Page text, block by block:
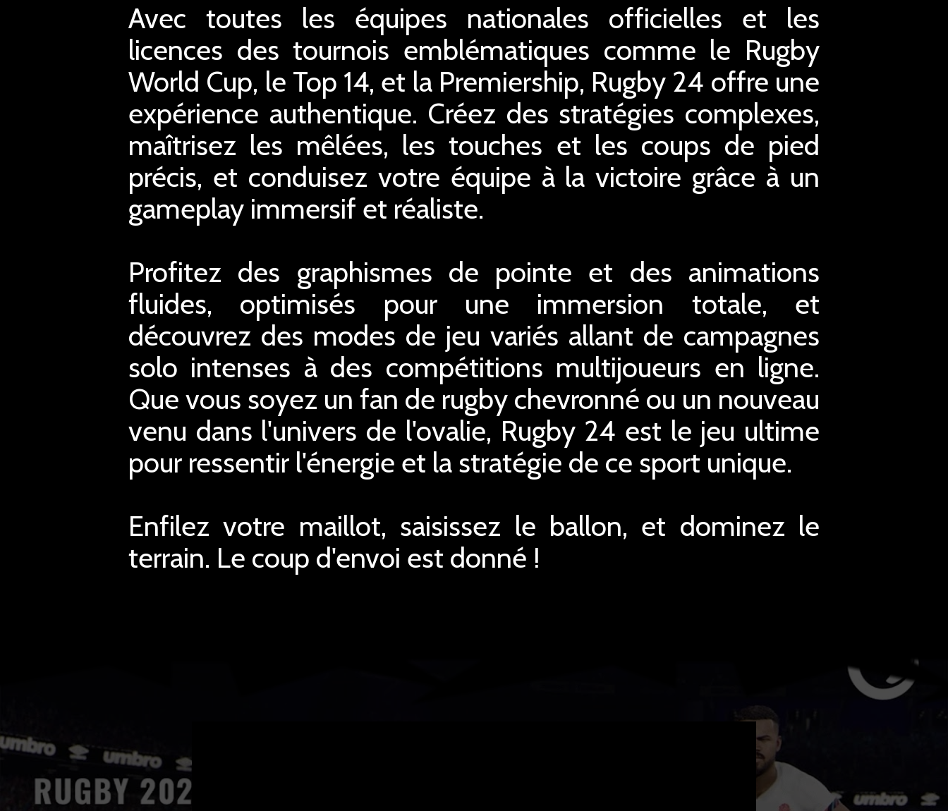
Avec toutes les équipes nationales officielles et les
licences des tournois emblématiques comme le Rugby
World Cup, le Top 14, et la Premiership, Rugby 24 offre une
expérience authentique. Créez des stratégies complexes,
maîtrisez les mêlées, les touches et les coups de pied
précis, et conduisez votre équipe à la victoire grâce à un
gameplay immersif et réaliste.
Profitez des graphismes de pointe et des animations
fluides, optimisés pour une immersion totale, et
découvrez des modes de jeu variés allant de campagnes
solo intenses à des compétitions multijoueurs en ligne.
Que vous soyez un fan de rugby chevronné ou un nouveau
venu dans l'univers de l'ovalie, Rugby 24 est le jeu ultime
pour ressentir l'énergie et la stratégie de ce sport unique.
Enfilez votre maillot, saisissez le ballon, et dominez le
terrain. Le coup d'envoi est donné !